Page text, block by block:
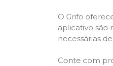
O Grifo
aplicativo são
necessárias
Conte com